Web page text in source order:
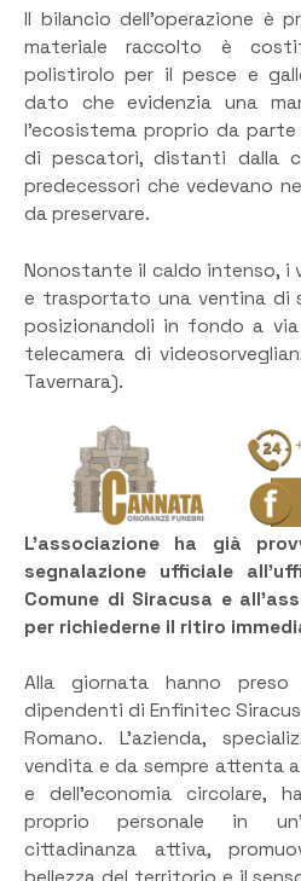
Il bilancio dell’operazione è
materiale raccolto è
polistirolo per il pesce e
dato che evidenzia una
l’ecosistema proprio da
di pescatori, distanti dalla
predecessori che vedevano
da preservare.
Nonostante il caldo intenso, i
e trasportato una ventina di
posizionandoli in fondo a
telecamera di
Tavernara).
L’associazione ha già
segnalazione ufficiale
Comune di Siracusa e
per richiederne il ritiro
Alla giornata hanno
dipendenti di Enfinitec
Romano. L’azienda,
vendita e da sempre attenta
e dell’economia circolare,
proprio personale in
cittadinanza attiva,